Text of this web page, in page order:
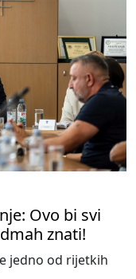
Ovo bi svi
znati!
jedno od rijetkih